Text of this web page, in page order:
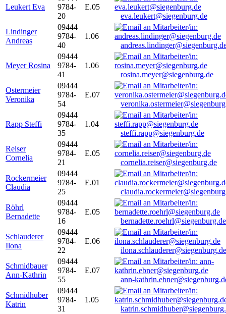
Leukert Eva
9784-
20
E.05
eva.leukert@siegenburg.de
Lindinger
Andreas
09444
9784-
40
1.06
Meyer Rosina
09444
9784-
41
1.06
rosina.meyer@siegenburg.de
Ostermeier
Veronika
09444
9784-
54
E.07
Rapp Steffi
09444
9784-
35
1.04
steffi.rapp@siegenburg.de
Reiser
Cornelia
09444
9784-
21
E.05
cornelia.reiser@siegenburg.de
Rockermeier
Claudia
09444
9784-
25
E.01
Röhrl
Bernadette
09444
9784-
16
E.05
bernadette.roehrl@siegenburg.de
Schlauderer
Ilona
09444
9784-
22
E.06
ilona.schlauderer@siegenburg.de
Schmidbauer
Ann-Kathrin
09444
9784-
55
E.07
ann-
Schmidhuber
Katrin
09444
9784-
31
1.05